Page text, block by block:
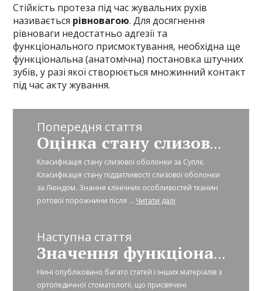
Стійкість протеза під час жувальних рухів
називається рівновагою. Для досягнення
рівноваги недостатньо адгезії та
функціонального присмоктування, необхідна ще
функціональна (анатомічна) постановка штучних
зубів, у разі якої створюється множинний контакт
під час акту жування.
Попередня стаття
Оцінка стану слизової оболонки протезного ложа
Класифікація стану слизової оболонки за Суплє.
Класифікація стану піддатливості слизової оболонки
за Люндом. Знання клінічних особливостей тканин
ротової порожнини після ... Читати далі
Наступна стаття
Значення функціонального відбитка при повному знімному протезуванні
Нині опубліковано багато статей і інших матеріалів з
ортопедичної стоматології, що присвячені